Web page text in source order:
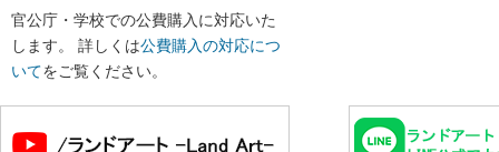
官公庁・学校での公費購入に対応いた
します。 詳しくは公費購入の対応につ
いてをご覧ください。